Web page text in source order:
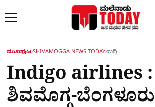
ಮುಖಪುಟ›SHIVAMOGGA NEWS TODAY›ಸುದ್ದಿ
Indigo airlines :
ಶಿವಮೊಗ್ಗ-ಬೆಂಗಳೂರು